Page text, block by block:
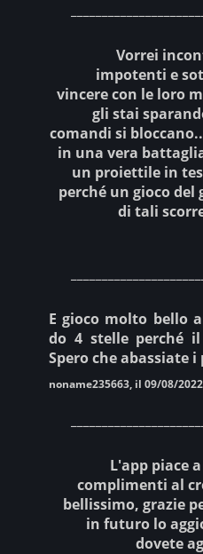
Vorrei
impotenti e
vincere con le loro
gli stai
comandi si
in una vera
un proiettile in
perché un gioco del
di tali
E gioco molto bello
do 4 stelle perché
Spero che abassiate i
noname235663, il 09/08/2022
L'app piace
complimenti al
bellissimo, grazie
in futuro lo
dovete